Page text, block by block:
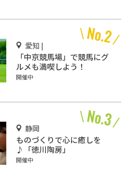
愛知 |
「中京競馬場」で競馬にグ
ルメも満喫しよう！
開催中
静岡
ものづくりで心に癒しを
♪「徳川陶房」
開催中